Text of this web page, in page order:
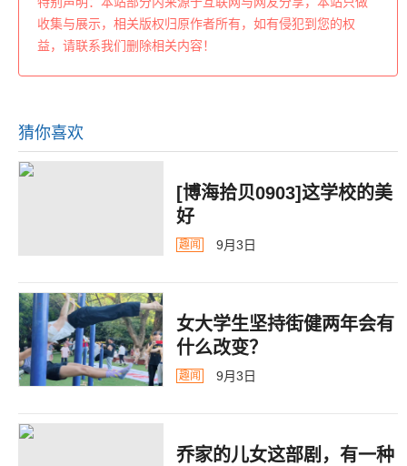
收集与展示，相关版权归原作者所有，如有侵犯到您的权
益，请联系我们删除相关内容！
猜你喜欢
[博海拾贝0903]这学校的美
好
趣闻 9月3日
女大学生坚持街健两年会有
什么改变？
趣闻 9月3日
乔家的儿女这部剧，有一种